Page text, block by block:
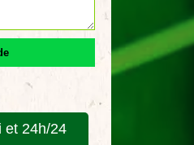
et 24h/24